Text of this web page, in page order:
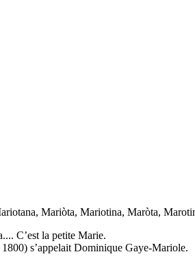
Mariòta, Mariotina, Maròta,
C’est la petite Marie.
s’appelait Dominique Gaye-Mariole.